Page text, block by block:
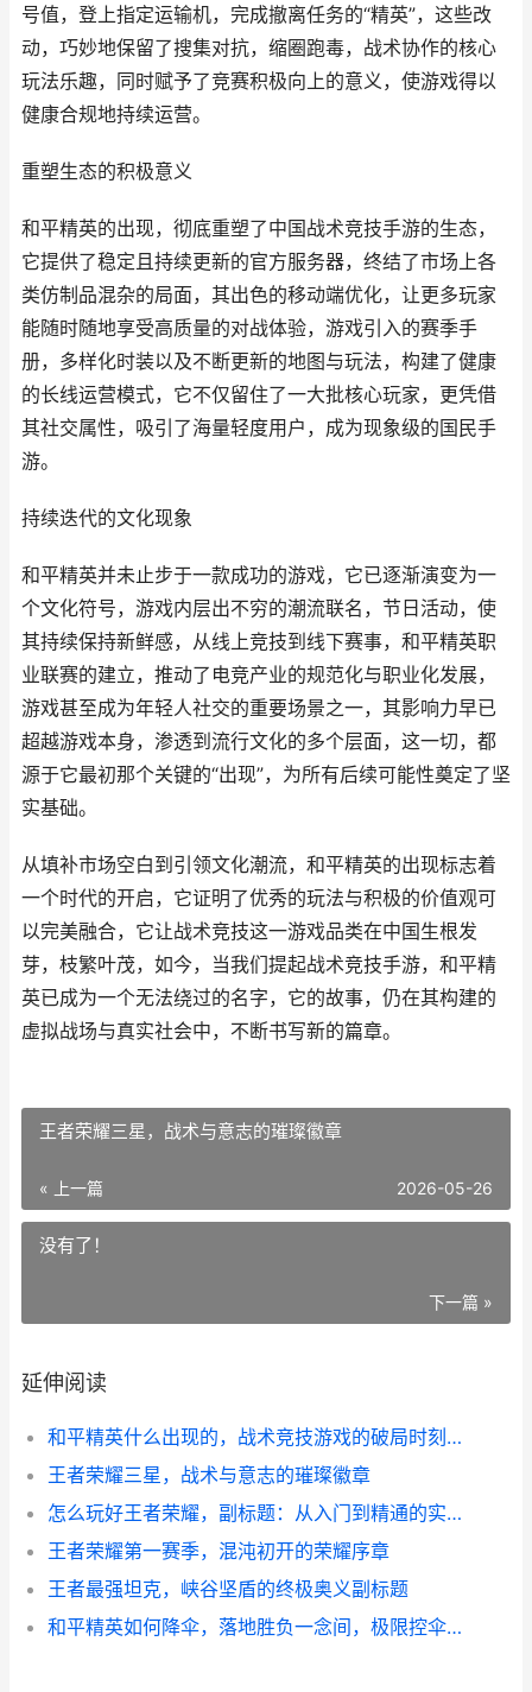
号值，登上指定运输机，完成撤离任务的“精英”，这些改
动，巧妙地保留了搜集对抗，缩圈跑毒，战术协作的核心
玩法乐趣，同时赋予了竞赛积极向上的意义，使游戏得以
健康合规地持续运营。
重塑生态的积极意义
和平精英的出现，彻底重塑了中国战术竞技手游的生态，
它提供了稳定且持续更新的官方服务器，终结了市场上各
类仿制品混杂的局面，其出色的移动端优化，让更多玩家
能随时随地享受高质量的对战体验，游戏引入的赛季手
册，多样化时装以及不断更新的地图与玩法，构建了健康
的长线运营模式，它不仅留住了一大批核心玩家，更凭借
其社交属性，吸引了海量轻度用户，成为现象级的国民手
游。
持续迭代的文化现象
和平精英并未止步于一款成功的游戏，它已逐渐演变为一
个文化符号，游戏内层出不穷的潮流联名，节日活动，使
其持续保持新鲜感，从线上竞技到线下赛事，和平精英职
业联赛的建立，推动了电竞产业的规范化与职业化发展，
游戏甚至成为年轻人社交的重要场景之一，其影响力早已
超越游戏本身，渗透到流行文化的多个层面，这一切，都
源于它最初那个关键的“出现”，为所有后续可能性奠定了坚
实基础。
从填补市场空白到引领文化潮流，和平精英的出现标志着
一个时代的开启，它证明了优秀的玩法与积极的价值观可
以完美融合，它让战术竞技这一游戏品类在中国生根发
芽，枝繁叶茂，如今，当我们提起战术竞技手游，和平精
英已成为一个无法绕过的名字，它的故事，仍在其构建的
虚拟战场与真实社会中，不断书写新的篇章。
王者荣耀三星，战术与意志的璀璨徽章
« 上一篇 2026-05-26
没有了！
下一篇 »
延伸阅读
和平精英什么出现的，战术竞技游戏的破局时刻，副标题，从绝地求生到和平精英的进化之路
王者荣耀三星，战术与意志的璀璨徽章
怎么玩好王者荣耀，副标题：从入门到精通的实战心得
王者荣耀第一赛季，混沌初开的荣耀序章
王者最强坦克，峡谷坚盾的终极奥义副标题
和平精英如何降伞，落地胜负一念间，极限控伞的艺术与策略